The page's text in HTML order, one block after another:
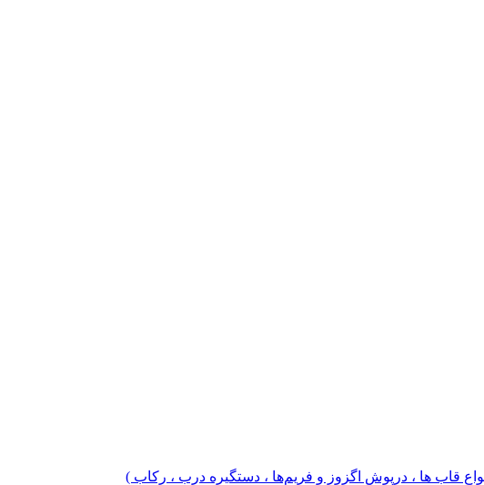
قاب ها ، درپوش اگزوز و فریم‌ها ، دستگیره درب ، رکاب )